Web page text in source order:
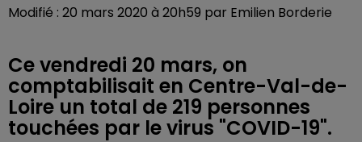
Modifié : 20 mars 2020 à 20h59 par Emilien Borderie
Ce vendredi 20 mars, on
comptabilisait en Centre-Val-de-
Loire un total de 219 personnes
touchées par le virus "COVID-19".